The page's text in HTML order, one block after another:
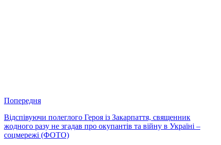
Попередня
Відспівуючи полеглого Героя із Закарпаття, священник
жодного разу не згадав про окупантів та війну в Україні –
соцмережі (ФОТО)